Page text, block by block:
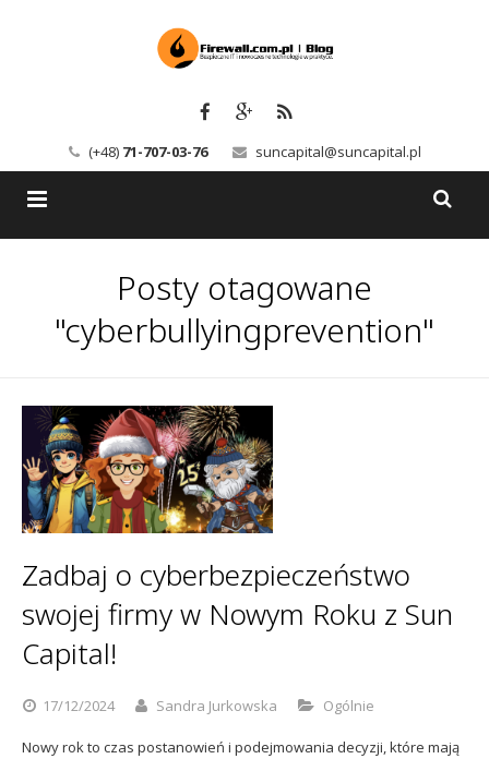
(+48) 71-707-03-76 suncapital@suncapital.pl
Kerio
Serwery pocztowe
Sophos
Newsletter
Szkolenia
Kontakt
Polityka prywatności
Posty otagowane
"cyberbullyingprevention"
Zadbaj o cyberbezpieczeństwo
swojej firmy w Nowym Roku z Sun
Capital!
17/12/2024 Sandra Jurkowska Ogólnie
Nowy rok to czas postanowień i podejmowania decyzji, które mają